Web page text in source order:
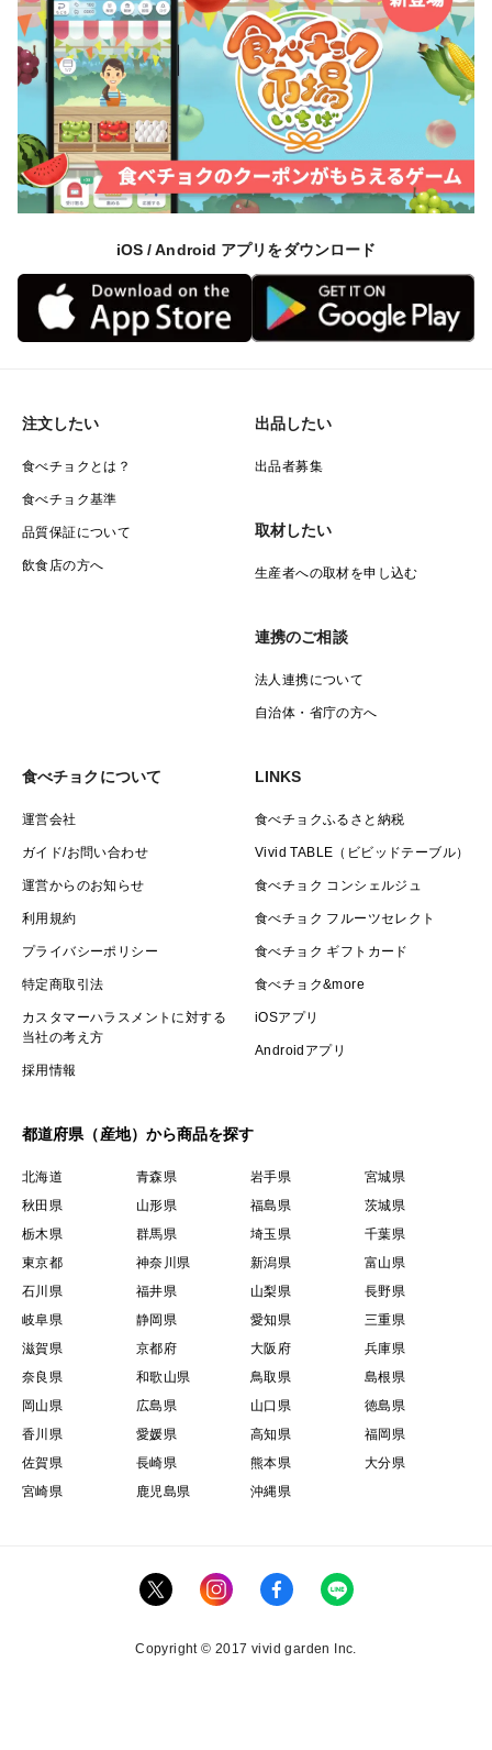
iOS / Android アプリをダウンロード
注文したい
食べチョクとは？
食べチョク基準
品質保証について
飲食店の方へ
出品したい
出品者募集
取材したい
生産者への取材を申し込む
連携のご相談
法人連携について
自治体・省庁の方へ
食べチョクについて
運営会社
ガイド/お問い合わせ
運営からのお知らせ
利用規約
プライバシーポリシー
特定商取引法
カスタマーハラスメントに対する
当社の考え方
採用情報
LINKS
食べチョクふるさと納税
Vivid TABLE（ビビッドテーブル）
食べチョク コンシェルジュ
食べチョク フルーツセレクト
食べチョク ギフトカード
食べチョク&more
iOSアプリ
Androidアプリ
都道府県（産地）から商品を探す
北海道 青森県 岩手県
宮城県
秋田県
山形県 福島県
茨城県
栃木県
群馬県 埼玉県
千葉県
東京都
神奈川県 新潟県
富山県
石川県
福井県 山梨県
長野県
岐阜県
静岡県 愛知県
三重県
滋賀県
京都府 大阪府
兵庫県
奈良県
和歌山県 鳥取県
島根県
岡山県
広島県 山口県
徳島県
香川県
愛媛県 高知県
福岡県
佐賀県
長崎県 熊本県
大分県
宮崎県
鹿児島県 沖縄県
Copyright © 2017 vivid garden Inc.